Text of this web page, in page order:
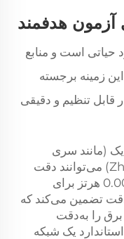
آزمون هدفمند
حیاتی است و منابع
زمینه برجسته
قابل تنظیم و دقیقی
(مانند سری
آزمایشی اختصاصی Zhuhai Jiuyuan) می‌توانند دقت
خروجی ±0.1% ولت برای ولتاژ و ±0.001 هرتز برای
تضمین می‌کند که
برق را به‌دقت
یک شبکه